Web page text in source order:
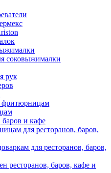
соковыжималки
рук
фритюрницам
баров и кафе
для ресторанов, баров,
для ресторанов, баров,
ресторанов, баров, кафе и